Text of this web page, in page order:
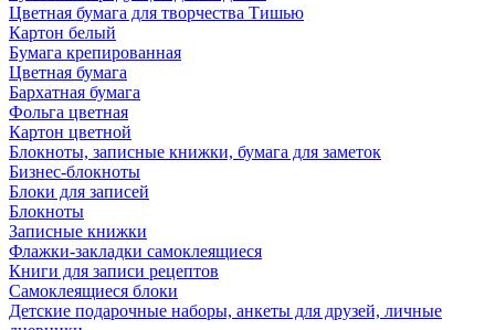
Цветная бумага для творчества Тишью
Картон белый
Бумага крепированная
Цветная бумага
Бархатная бумага
Фольга цветная
Картон цветной
Блокноты, записные книжки, бумага для заметок
Бизнес-блокноты
Блоки для записей
Блокноты
Записные книжки
Флажки-закладки самоклеящиеся
Книги для записи рецептов
Самоклеящиеся блоки
Детские подарочные наборы, анкеты для друзей, личные